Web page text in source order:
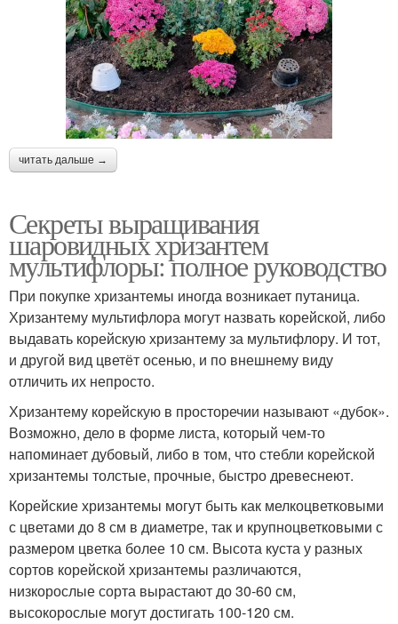
читать дальше →
Секреты выращивания
шаровидных хризантем
мультифлоры: полное руководство
При покупке хризантемы иногда возникает путаница.
Хризантему мультифлора могут назвать корейской, либо
выдавать корейскую хризантему за мультифлору. И тот,
и другой вид цветёт осенью, и по внешнему виду
отличить их непросто.
Хризантему корейскую в просторечии называют «дубок».
Возможно, дело в форме листа, который чем-то
напоминает дубовый, либо в том, что стебли корейской
хризантемы толстые, прочные, быстро древеснеют.
Корейские хризантемы могут быть как мелкоцветковыми
с цветами до 8 см в диаметре, так и крупноцветковыми с
размером цветка более 10 см. Высота куста у разных
сортов корейской хризантемы различаются,
низкорослые сорта вырастают до 30-60 см,
высокорослые могут достигать 100-120 см.